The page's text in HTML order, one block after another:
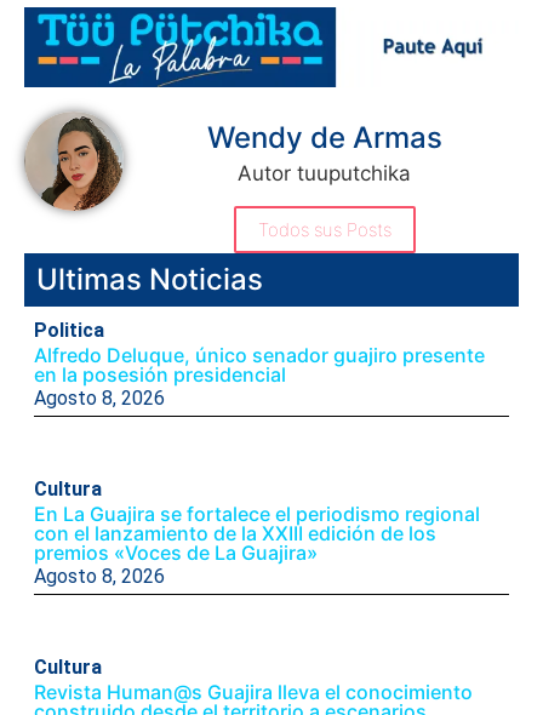
Wendy de Armas
Autor tuuputchika
Todos sus Posts
Ultimas Noticias
Politica
Alfredo Deluque, único senador guajiro presente
en la posesión presidencial
Agosto 8, 2026
Cultura
En La Guajira se fortalece el periodismo regional
con el lanzamiento de la XXIII edición de los
premios «Voces de La Guajira»
Agosto 8, 2026
Cultura
Revista Human@s Guajira lleva el conocimiento